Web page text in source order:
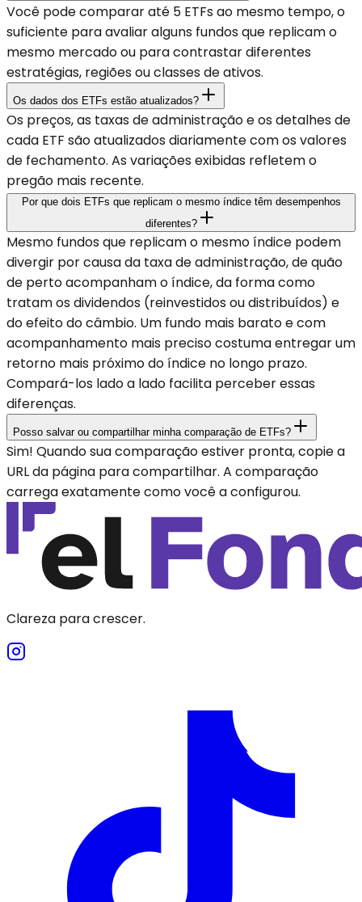
Você pode comparar até 5 ETFs ao mesmo tempo, o
suficiente para avaliar alguns fundos que replicam o
mesmo mercado ou para contrastar diferentes
estratégias, regiões ou classes de ativos.
Os dados dos ETFs estão atualizados?
Os preços, as taxas de administração e os detalhes de
cada ETF são atualizados diariamente com os valores
de fechamento. As variações exibidas refletem o
pregão mais recente.
Por que dois ETFs que replicam o mesmo índice têm desempenhos
diferentes?
Mesmo fundos que replicam o mesmo índice podem
divergir por causa da taxa de administração, de quão
de perto acompanham o índice, da forma como
tratam os dividendos (reinvestidos ou distribuídos) e
do efeito do câmbio. Um fundo mais barato e com
acompanhamento mais preciso costuma entregar um
retorno mais próximo do índice no longo prazo.
Compará-los lado a lado facilita perceber essas
diferenças.
Posso salvar ou compartilhar minha comparação de ETFs?
Sim! Quando sua comparação estiver pronta, copie a
URL da página para compartilhar. A comparação
carrega exatamente como você a configurou.
Clareza para crescer.